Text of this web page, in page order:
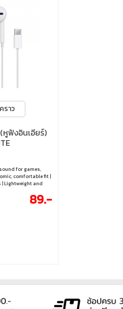
ราว
(หูฟังอินเอียร์)
for games,
comfortable fit |
Lightweight and
89.-